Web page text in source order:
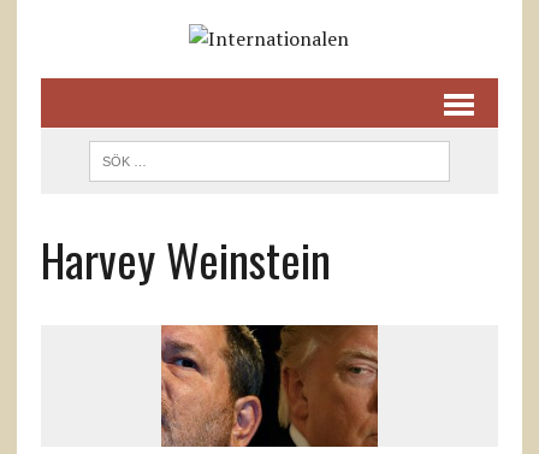
Harvey Weinstein